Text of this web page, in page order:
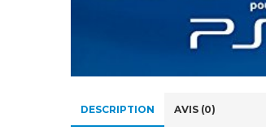
DESCRIPTION AVIS (0)